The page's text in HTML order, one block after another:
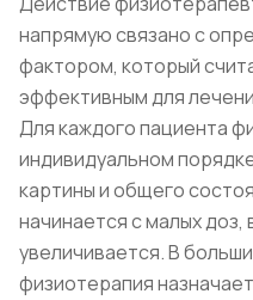
напрямую связано с
фактором, который
эффективным для
Для каждого пациента
индивидуальном
картины и общего
начинается с малых
увеличивается. В
физиотерапия